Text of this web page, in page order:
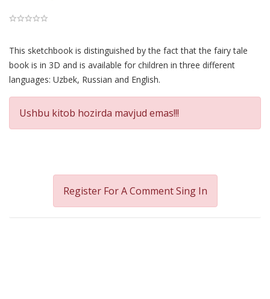
Product
Summery
This sketchbook is distinguished by the fact that the fairy tale
book is in 3D and is available for children in three different
languages: Uzbek, Russian and English.
Ushbu kitob hozirda mavjud emas!!!
Register For A CommentSing In